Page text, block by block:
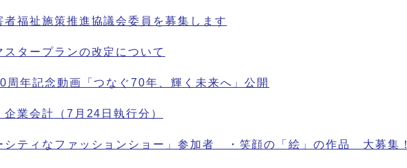
者福祉施策推進協議会委員を募集します
スタープランの改定について
周年記念動画「つなぐ70年、輝く未来へ」公開
業会計（7月24日執行分）
シティなファッションショー」参加者 ・笑顔の「絵」の作品 大募集！